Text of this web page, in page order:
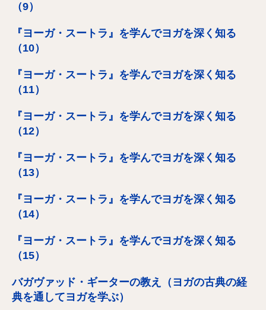
（9）
『ヨーガ・スートラ』を学んでヨガを深く知る
（10）
『ヨーガ・スートラ』を学んでヨガを深く知る
（11）
『ヨーガ・スートラ』を学んでヨガを深く知る
（12）
『ヨーガ・スートラ』を学んでヨガを深く知る
（13）
『ヨーガ・スートラ』を学んでヨガを深く知る
（14）
『ヨーガ・スートラ』を学んでヨガを深く知る
（15）
バガヴァッド・ギーターの教え（ヨガの古典の経
典を通してヨガを学ぶ）